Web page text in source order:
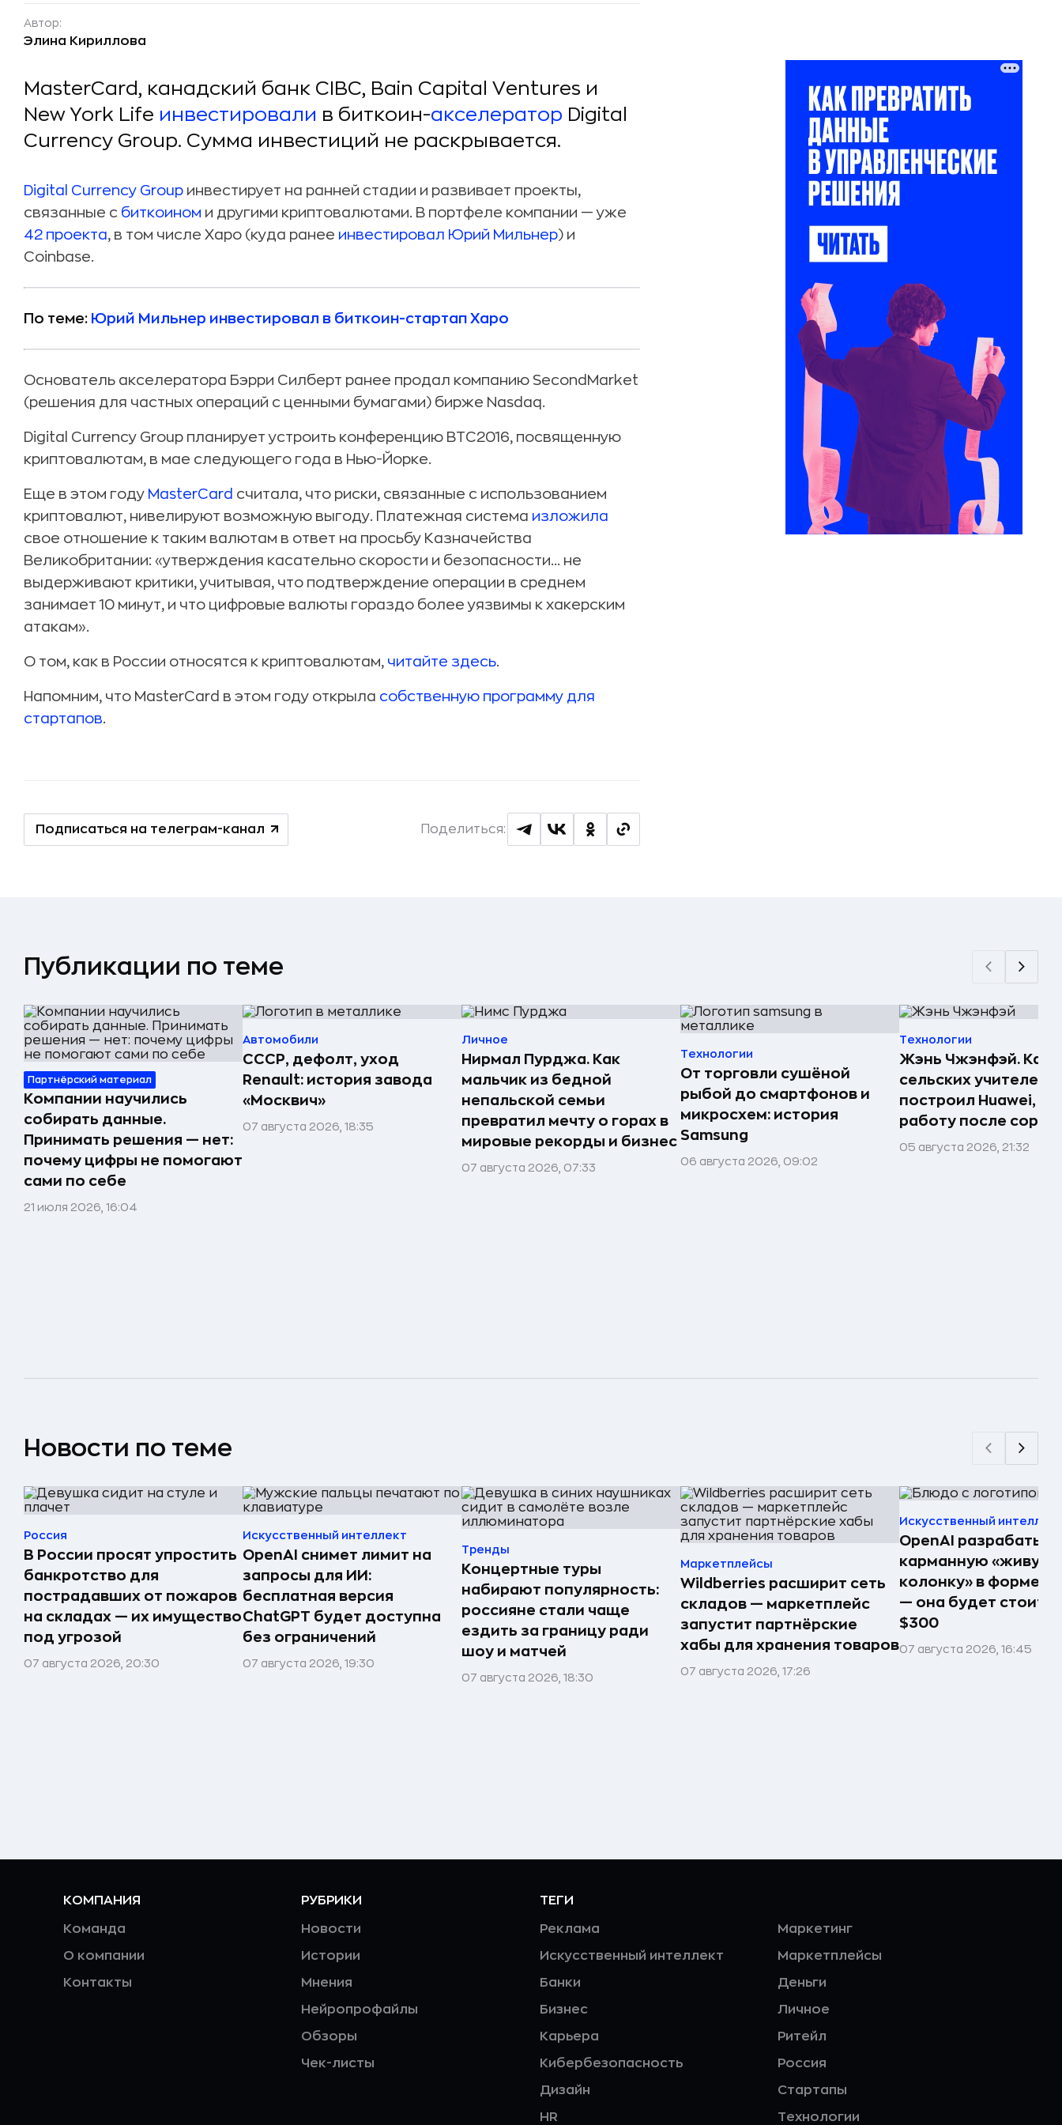
Автор:
Элина Кириллова
MasterCard, канадский банк CIBC, Bain Capital Ventures и
New York Life инвестировали в биткоин-акселератор Digital
Currency Group. Сумма инвестиций не раскрывается.
Digital Currency Group инвестирует на ранней стадии и развивает проекты,
связанные с биткоином и другими криптовалютами. В портфеле компании — уже
42 проекта, в том числе Xapo (куда ранее инвестировал Юрий Мильнер) и
Coinbase.
По теме: Юрий Мильнер инвестировал в биткоин-стартап Xapo
Основатель акселератора Бэрри Силберт ранее продал компанию SecondMarket
(решения для частных операций с ценными бумагами) бирже Nasdaq.
Digital Currency Group планирует устроить конференцию BTC2016, посвященную
криптовалютам, в мае следующего года в Нью-Йорке.
Еще в этом году MasterCard считала, что риски, связанные с использованием
криптовалют, нивелируют возможную выгоду. Платежная система изложила
свое отношение к таким валютам в ответ на просьбу Казначейства
Великобритании: «утверждения касательно скорости и безопасности... не
выдерживают критики, учитывая, что подтверждение операции в среднем
занимает 10 минут, и что цифровые валюты гораздо более уязвимы к хакерским
атакам».
О том, как в России относятся к криптовалютам, читайте здесь.
Напомним, что MasterСard в этом году открыла собственную программу для
стартапов.
Подписаться на телеграм-канал Поделиться:
Публикации по теме
Партнёрский материал
Компании научились
собирать данные.
Принимать решения — нет:
почему цифры не помогают
сами по себе
21 июля 2026, 16:04
Автомобили
СССР, дефолт, уход
Renault: история завода
«Москвич»
07 августа 2026, 18:35
Личное
Нирмал Пурджа. Как
мальчик из бедной
непальской семьи
превратил мечту о горах в
мировые рекорды и бизнес
07 августа 2026, 07:33
Технологии
От торговли сушёной
рыбой до смартфонов и
микросхем: история
Samsung
06 августа 2026, 09:02
Технологии
Жэнь Чжэнфэй. Как
сельских учителей
построил Huawei,
работу после
05 августа 2026, 21:32
Новости по теме
Россия
В России просят упростить
банкротство для
пострадавших от пожаров
на складах — их имущество
под угрозой
07 августа 2026, 20:30
Искусственный интеллект
OpenAI снимет лимит на
запросы для ИИ:
бесплатная версия
ChatGPT будет доступна
без ограничений
07 августа 2026, 19:30
Тренды
Концертные туры
набирают популярность:
россияне стали чаще
ездить за границу ради
шоу и матчей
07 августа 2026, 18:30
Маркетплейсы
Wildberries расширит сеть
складов — маркетплейс
запустит партнёрские
хабы для хранения товаров
07 августа 2026, 17:26
Искусственный
OpenAI
карманную «живую
колонку» в форме
— она будет стоить
$300
07 августа 2026, 16:45
КОМПАНИЯ
Команда
О компании
Контакты
РУБРИКИ
Новости
Истории
Мнения
Нейропрофайлы
Обзоры
Чек-листы
ТЕГИ
Реклама
Искусственный интеллект
Банки
Бизнес
Карьера
Кибербезопасность
Дизайн
HR
Маркетинг
Маркетплейсы
Деньги
Личное
Ритейл
Россия
Стартапы
Технологии